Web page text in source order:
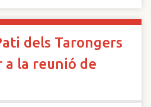
dels Tarongers
a la reunió de